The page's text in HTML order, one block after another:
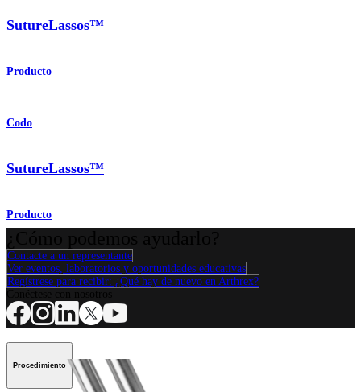
SutureLassos™
Producto
Codo
SutureLassos™
Producto
Contacte a un representante
Ver eventos, laboratorios y oportunidades educativas
Regístrese para recibir: ¿Qué hay de nuevo en Arthrex?
Procedimiento